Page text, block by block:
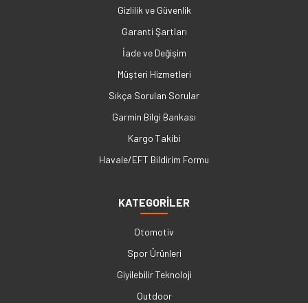
Gizlilik ve Güvenlik
Garanti Şartları
İade ve Değişim
Müşteri Hizmetleri
Sıkça Sorulan Sorular
Garmin Bilgi Bankası
Kargo Takibi
Havale/EFT Bildirim Formu
KATEGORİLER
Otomotiv
Spor Ürünleri
Giyilebilir Teknoloji
Outdoor